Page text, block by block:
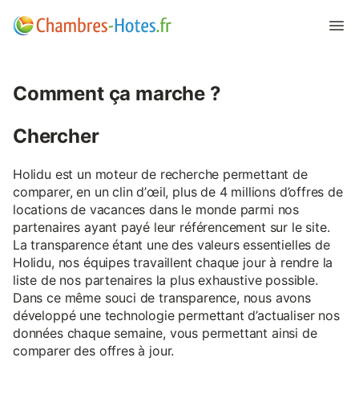
Comment ça marche ?
Chercher
Holidu est un moteur de recherche permettant de
comparer, en un clin d’œil, plus de 4 millions d’offres de
locations de vacances dans le monde parmi nos
partenaires ayant payé leur référencement sur le site.
La transparence étant une des valeurs essentielles de
Holidu, nos équipes travaillent chaque jour à rendre la
liste de nos partenaires la plus exhaustive possible.
Dans ce même souci de transparence, nous avons
développé une technologie permettant d’actualiser nos
données chaque semaine, vous permettant ainsi de
comparer des offres à jour.